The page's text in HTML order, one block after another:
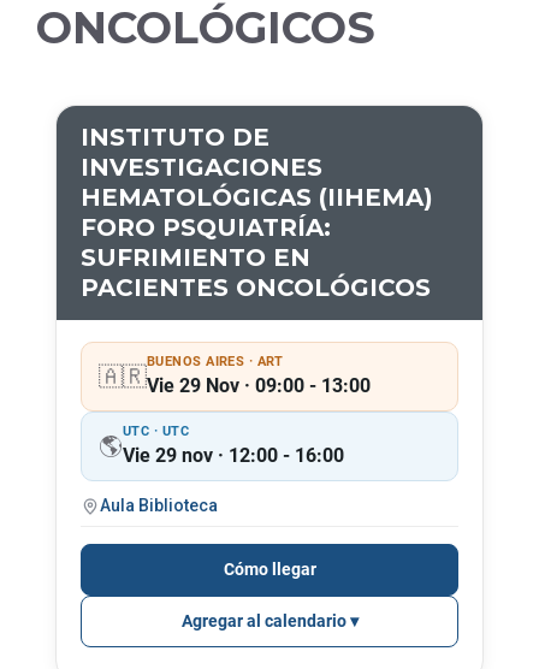
ONCOLÓGICOS
INSTITUTO DE
INVESTIGACIONES
HEMATOLÓGICAS (IIHEMA)
FORO PSQUIATRÍA:
SUFRIMIENTO EN
PACIENTES ONCOLÓGICOS
🇦🇷
BUENOS AIRES · ART
Vie 29 Nov · 09:00 - 13:00
🌎
UTC · UTC
Vie 29 nov · 12:00 - 16:00
Aula Biblioteca
Cómo llegar
Agregar al calendario